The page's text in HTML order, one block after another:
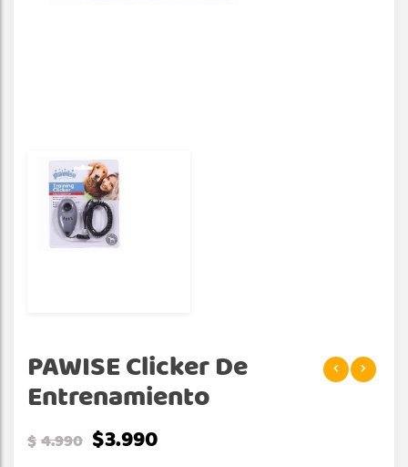
PAWISE Clicker De
Entrenamiento
$4.990 $3.990